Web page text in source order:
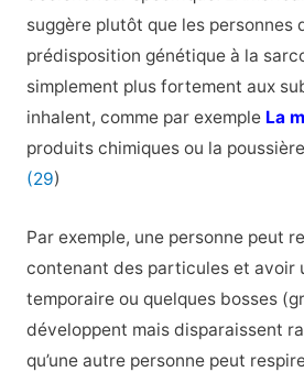
suggère plutôt que les personnes
prédisposition génétique à la
simplement plus fortement aux
inhalent, comme par exemple La
produits chimiques ou la
(29)
Par exemple, une personne peut
contenant des particules et avoir
temporaire ou quelques bosses
développent mais disparaissent
qu’une autre personne peut